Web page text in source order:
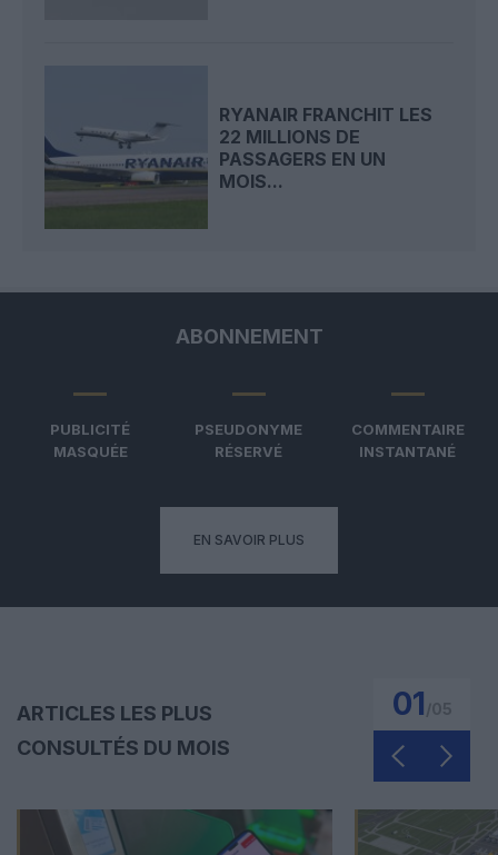
RYANAIR FRANCHIT LES
22 MILLIONS DE
PASSAGERS EN UN
MOIS...
ABONNEMENT
PUBLICITÉ
MASQUÉE
PSEUDONYME
RÉSERVÉ
COMMENTAIRE
INSTANTANÉ
EN SAVOIR PLUS
ARTICLES LES PLUS
CONSULTÉS DU MOIS
01